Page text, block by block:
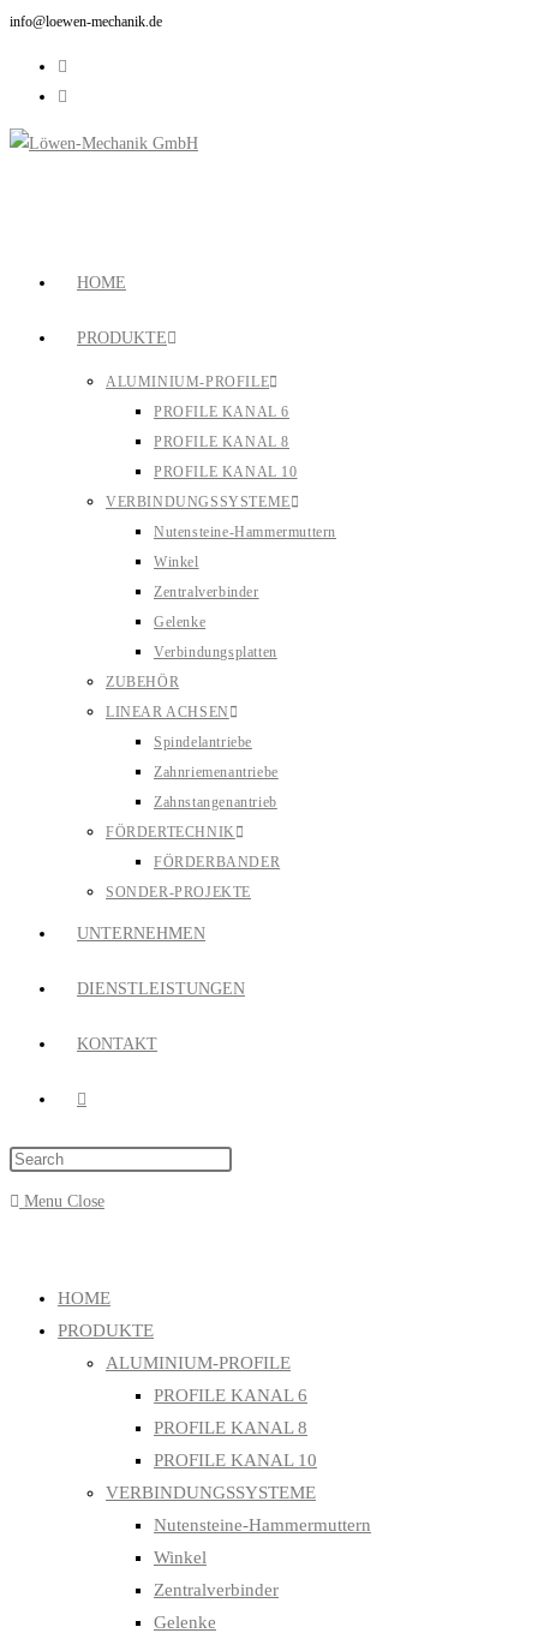
info@loewen-mechanik.de
HOME
PRODUKTE
ALUMINIUM-PROFILE
PROFILE KANAL 6
PROFILE KANAL 8
PROFILE KANAL 10
VERBINDUNGSSYSTEME
Nutensteine-Hammermuttern
Winkel
Zentralverbinder
Gelenke
Verbindungsplatten
ZUBEHÖR
LINEAR ACHSEN
Spindelantriebe
Zahnriemenantriebe
Zahnstangenantrieb
FÖRDERTECHNIK
FÖRDERBANDER
SONDER-PROJEKTE
UNTERNEHMEN
DIENSTLEISTUNGEN
KONTAKT
Menu Close
HOME
PRODUKTE
ALUMINIUM-PROFILE
PROFILE KANAL 6
PROFILE KANAL 8
PROFILE KANAL 10
VERBINDUNGSSYSTEME
Nutensteine-Hammermuttern
Winkel
Zentralverbinder
Gelenke